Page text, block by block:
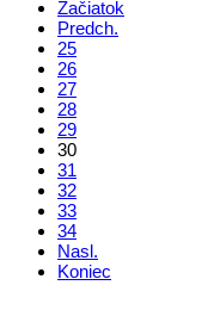
Začiatok
Predch.
25
26
27
28
29
30
31
32
33
34
Nasl.
Koniec